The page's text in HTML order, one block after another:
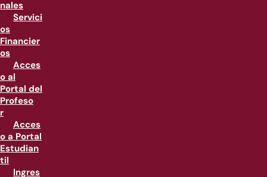
nales
Servici
os
Financier
os
Acces
o al
Portal del
Profeso
r
Acces
o a Portal
Estudian
til
Ingres